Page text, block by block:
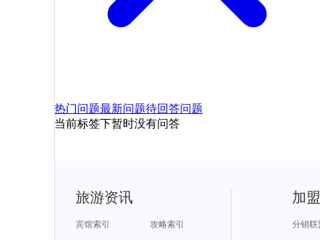
热门问题最新问题待回答问题
当前标签下暂时没有问答
旅游资讯
宾馆索引
攻略索引
加
分销联